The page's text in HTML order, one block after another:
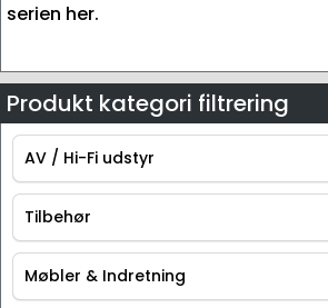
serien her.
Produkt kategori filtrering
AV / Hi-Fi udstyr
AV / Hi-Fi udstyr
Tilbehør
Tilbehør
Møbler & Indretning